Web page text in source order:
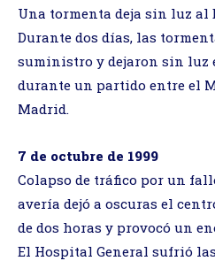
Una tormenta deja sin luz al
Durante dos días, las
suministro y dejaron sin luz
durante un partido entre el
Madrid.
7 de octubre de 1999
Colapso de tráfico por un
avería dejó a oscuras el
de dos horas y provocó un
El Hospital General sufrió